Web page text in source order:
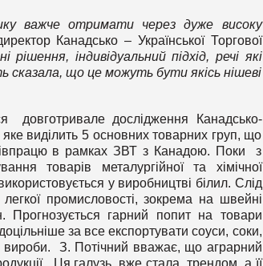
важче отримати через дуже високу
Канадсько – Української Торгової
індивідуальний підхід, речі які
сказала, що це можуть бути якісь нішеві
довготривале дослідження Канадсько-
яке виділить 5 основних товарних груп, що
в рамках ЗВТ з Канадою. Поки з
товарів металургійної та хімічної
у виробництві білил. Слід
промисловості, зокрема на швейні
Прогнозується гарний попит на товари
за все експортувати соуси, соки,
вироби. З. Потічний вважає, що аграрний
Ця галузь вже стала трендом, а її